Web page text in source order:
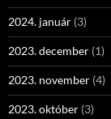
2024. január (3)
2023. december (1)
2023. november (4)
2023. október (3)